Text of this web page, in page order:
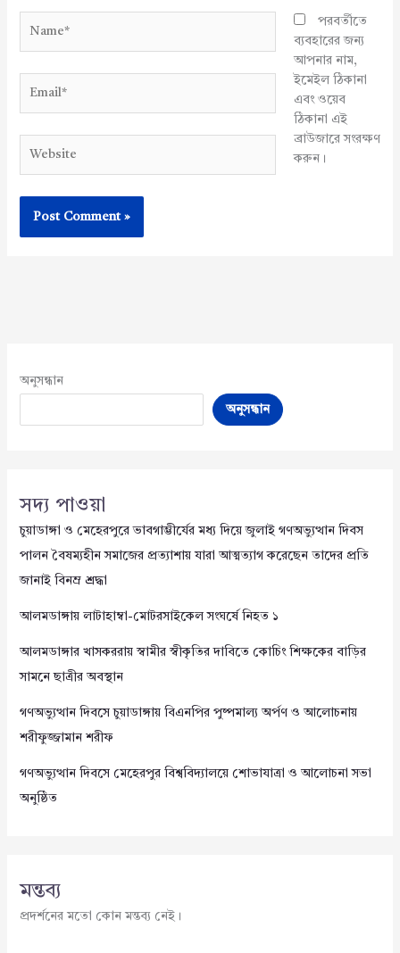
পরবর্তীতে
ব্যবহারের জন্য
আপনার নাম,
ইমেইল ঠিকানা
এবং ওয়েব
ঠিকানা এই
ব্রাউজারে সংরক্ষণ
করুন।
অনুসন্ধান
অনুসন্ধান
সদ্য পাওয়া
চুয়াডাঙ্গা ও মেহেরপুরে ভাবগাম্ভীর্যের মধ্য দিয়ে জুলাই গণঅভ্যুত্থান দিবস
পালন বৈষম্যহীন সমাজের প্রত্যাশায় যারা আত্মত্যাগ করেছেন তাদের প্রতি
জানাই বিনম্র শ্রদ্ধা
আলমডাঙ্গায় লাটাহাম্বা-মোটরসাইকেল সংঘর্ষে নিহত ১
আলমডাঙ্গার খাসকররায় স্বামীর স্বীকৃতির দাবিতে কোচিং শিক্ষকের বাড়ির
সামনে ছাত্রীর অবস্থান
গণঅভ্যুত্থান দিবসে চুয়াডাঙ্গায় বিএনপির পুষ্পমাল্য অর্পণ ও আলোচনায়
শরীফুজ্জামান শরীফ
গণঅভ্যুত্থান দিবসে মেহেরপুর বিশ্ববিদ্যালয়ে শোভাযাত্রা ও আলোচনা সভা
অনুষ্ঠিত
মন্তব্য
প্রদর্শনের মতো কোন মন্তব্য নেই।